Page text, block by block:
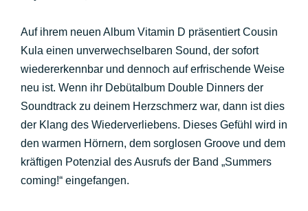
Auf ihrem neuen Album Vitamin D präsentiert Cousin
Kula einen unverwechselbaren Sound, der sofort
wiedererkennbar und dennoch auf erfrischende Weise
neu ist. Wenn ihr Debütalbum Double Dinners der
Soundtrack zu deinem Herzschmerz war, dann ist dies
der Klang des Wiederverliebens. Dieses Gefühl wird in
den warmen Hörnern, dem sorglosen Groove und dem
kräftigen Potenzial des Ausrufs der Band „Summers
coming!“ eingefangen.